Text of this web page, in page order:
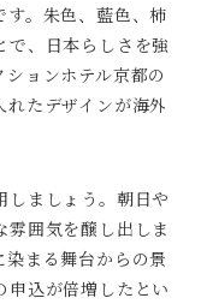
す。朱色、藍色、柿
で、日本らしさを強
ョンホテル京都の
たデザインが海外
しましょう。朝日や
囲気を醸し出しま
まる舞台からの景
申込が倍増したとい